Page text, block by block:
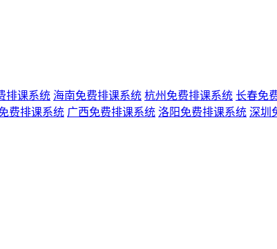
排课系统 海南免费排课系统 杭州免费排课系统 长春免
费排课系统 广西免费排课系统 洛阳免费排课系统 深圳